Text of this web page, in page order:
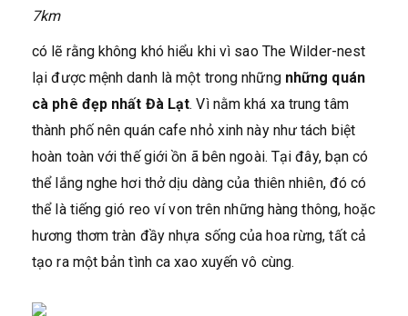
7km
có lẽ rằng không khó hiểu khi vì sao The Wilder-nest
lại được mệnh danh là một trong những những quán
cà phê đẹp nhất Đà Lạt. Vì nằm khá xa trung tâm
thành phố nên quán cafe nhỏ xinh này như tách biệt
hoàn toàn với thế giới ồn ã bên ngoài. Tại đây, bạn có
thể lắng nghe hơi thở dịu dàng của thiên nhiên, đó có
thể là tiếng gió reo ví von trên những hàng thông, hoặc
hương thơm tràn đầy nhựa sống của hoa rừng, tất cả
tạo ra một bản tình ca xao xuyến vô cùng.